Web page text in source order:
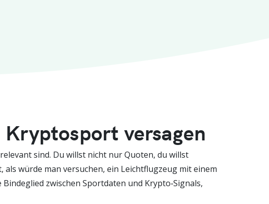
versagen
sind. Du willst nicht nur Quoten, du willst
als würde man versuchen, ein Leichtflugzeug mit einem
zwischen Sportdaten und Krypto‑Signals,